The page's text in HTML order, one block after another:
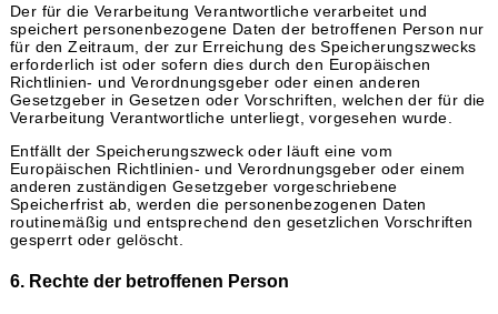
Der für die Verarbeitung Verantwortliche verarbeitet und
speichert personenbezogene Daten der betroffenen Person nur
für den Zeitraum, der zur Erreichung des Speicherungszwecks
erforderlich ist oder sofern dies durch den Europäischen
Richtlinien- und Verordnungsgeber oder einen anderen
Gesetzgeber in Gesetzen oder Vorschriften, welchen der für die
Verarbeitung Verantwortliche unterliegt, vorgesehen wurde.
Entfällt der Speicherungszweck oder läuft eine vom
Europäischen Richtlinien- und Verordnungsgeber oder einem
anderen zuständigen Gesetzgeber vorgeschriebene
Speicherfrist ab, werden die personenbezogenen Daten
routinemäßig und entsprechend den gesetzlichen Vorschriften
gesperrt oder gelöscht.
6. Rechte der betroffenen Person